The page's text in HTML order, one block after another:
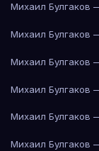
Михаил Булгаков
Михаил Булгаков
Михаил Булгаков
Михаил Булгаков
Михаил Булгаков
Михаил Булгаков